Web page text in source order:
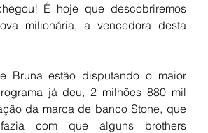
É hoje que descobriremos
milionária, a vencedora desta
Bruna estão disputando o maior
já deu, 2 milhões 880 mil
da marca de banco Stone, que
com que alguns brothers